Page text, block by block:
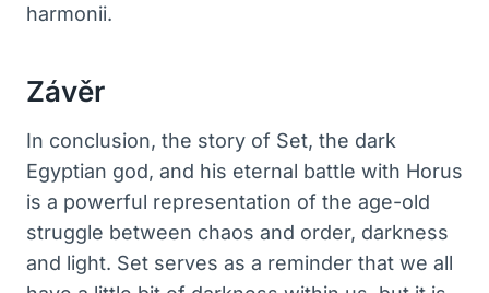
harmonii.
Závěr
In conclusion, the story of Set, the dark
Egyptian god, and his eternal battle with Horus
is a powerful representation of the age-old
struggle between chaos and order, darkness
and light. Set serves as a reminder that we all